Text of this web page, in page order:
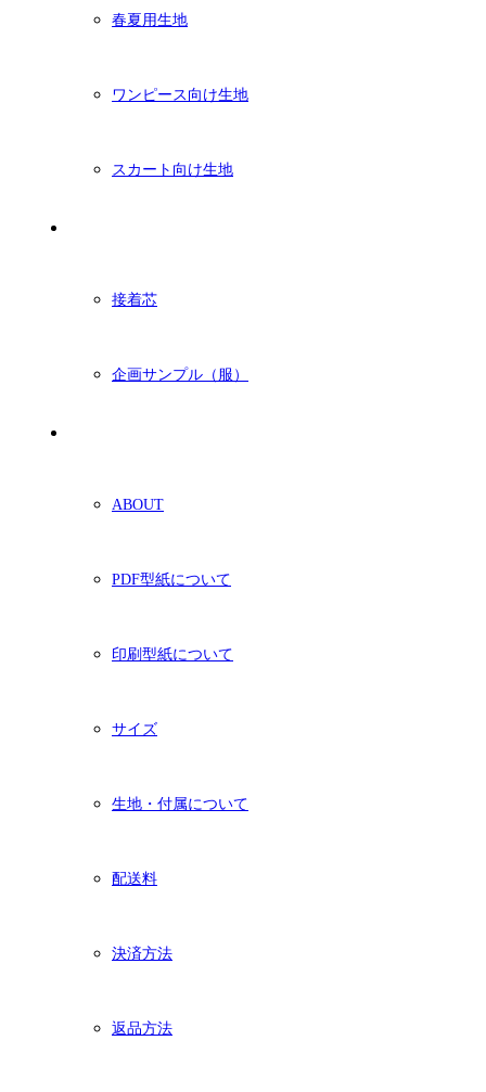
春夏用生地
ワンピース向け生地
スカート向け生地
接着芯
企画サンプル（服）
ABOUT
PDF型紙について
印刷型紙について
サイズ
生地・付属について
配送料
決済方法
返品方法